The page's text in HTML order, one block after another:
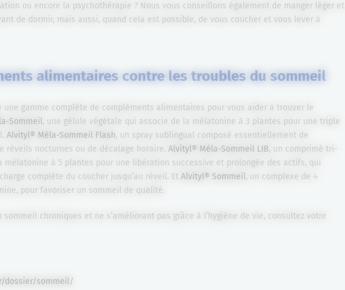
ou encore la psychothérapie ? Nous vous conseillons également de manger léger et
de dormir, mais aussi, quand cela est possible, de vous coucher et vous lever à
alimentaires contre les troubles du sommeil
une gamme complète de compléments alimentaires pour vous aider à trouver le
Sommeil, une gélule végétale qui associe de la mélatonine à 3 plantes pour une triple
Alvityl® Méla-Sommeil Flash, un spray sublingual composé essentiellement de
réveils nocturnes ou de décalage horaire. Alvityl® Méla-Sommeil LIB, un comprimé tri-
mélatonine à 5 plantes pour une libération successive et prolongée des actifs, qui
complète du coucher jusqu’au réveil. Et Alvityl® Sommeil, un complexe de 4
pour favoriser un sommeil de qualité.
sommeil chroniques et ne s’améliorant pas grâce à l’hygiène de vie, consultez votre
dossier/sommeil/